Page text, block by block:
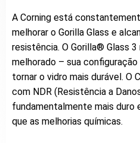
A Corning está
melhorar o Gorilla Glass e
resistência. O Gorilla® Glass
melhorado – sua
tornar o vidro mais durável. O
com NDR (Resistência a
fundamentalmente mais duro
que as melhorias químicas.